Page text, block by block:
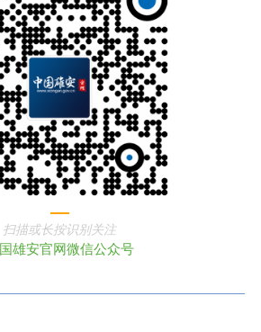
扫描或长按识别关注
雄安官网微信公众号